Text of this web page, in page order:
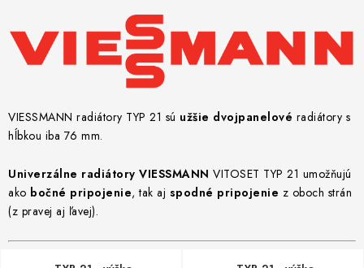
% DOPREDAJ
PREČO SA OPLATÍ KUPOVAŤ RADIÁTORY KORADO
Doprava a Platba
VIESSMANN radiátory TYP 21 sú užšie dvojpanelové radiátory s
hĺbkou iba 76 mm.
Univerzálne radiátory VIESSMANN VITOSET TYP 21 umožňujú
ako bočné pripojenie, tak aj spodné pripojenie z oboch strán
(z pravej aj ľavej).